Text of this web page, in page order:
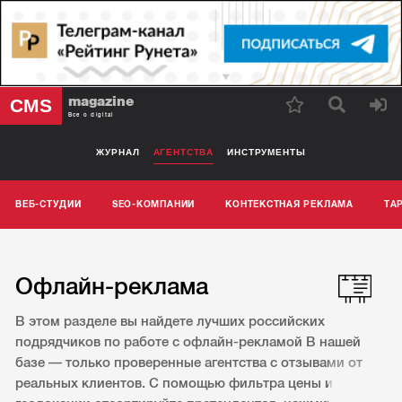
CMS magazine
Все о digital
ЖУРНАЛ АГЕНТСТВА ИНСТРУМЕНТЫ
ВЕБ-СТУДИИ SEO-КОМПАНИИ КОНТЕКСТНАЯ РЕКЛАМА
Офлайн-реклама
В этом разделе вы найдете лучших российских
подрядчиков по работе с офлайн-рекламой В нашей
базе — только проверенные агентства с отзывами от
реальных клиентов. С помощью фильтра цены и